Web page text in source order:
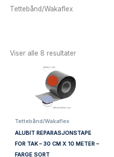
Tettebånd/Wakaflex
Viser alle 8 resultater
Tettebånd/Wakaflex
ALUBIT REPARASJONSTAPE
FOR TAK – 30 CM X 10 METER –
FARGE SORT